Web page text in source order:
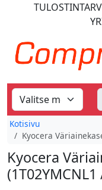
Kotisivu
Kyocera
Kyocera
(1T02YMCNL1